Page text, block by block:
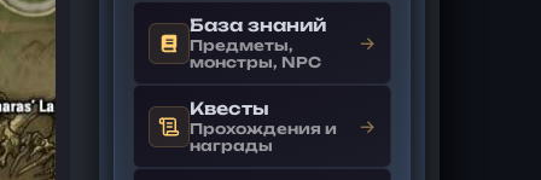
База знаний
Предметы,
монстры, NPC
→
Квесты
Прохождения и
награды
→